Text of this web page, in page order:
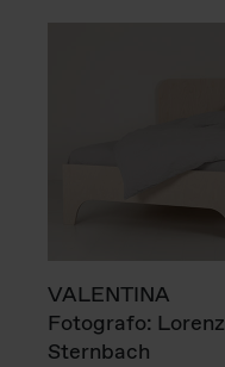
VALENTINA
Fotografo: Lorenz
Sternbach